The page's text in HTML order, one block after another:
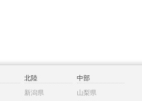
北陸
新潟県
中部
山梨県